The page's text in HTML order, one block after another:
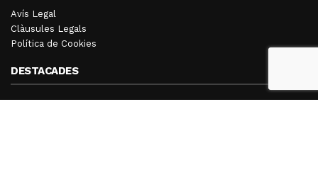
Avís Legal
Clàusules Legals
Política de Cookies
DESTACADES